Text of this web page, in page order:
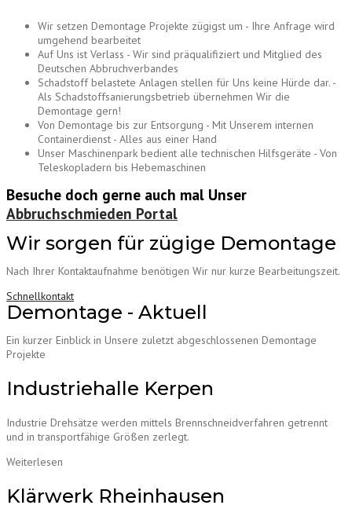
Wir setzen Demontage Projekte zügigst um - Ihre Anfrage wird
umgehend bearbeitet
Auf Uns ist Verlass - Wir sind präqualifiziert und Mitglied des
Deutschen Abbruchverbandes
Schadstoff belastete Anlagen stellen für Uns keine Hürde dar. -
Als Schadstoffsanierungsbetrieb übernehmen Wir die
Demontage gern!
Von Demontage bis zur Entsorgung - Mit Unserem internen
Containerdienst - Alles aus einer Hand
Unser Maschinenpark bedient alle technischen Hilfsgeräte - Von
Teleskopladern bis Hebemaschinen
Besuche doch gerne auch mal Unser
Abbruchschmieden Portal
Wir sorgen für zügige Demontage
Nach Ihrer Kontaktaufnahme benötigen Wir nur kurze Bearbeitungszeit.
Schnellkontakt
Demontage - Aktuell
Ein kurzer Einblick in Unsere zuletzt abgeschlossenen Demontage
Projekte
Industriehalle Kerpen
Industrie Drehsätze werden mittels Brennschneidverfahren getrennt
und in transportfähige Größen zerlegt.
Weiterlesen
Klärwerk Rheinhausen